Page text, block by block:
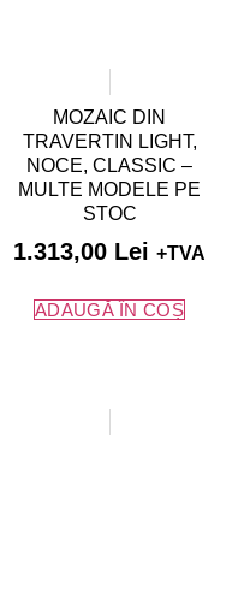
MOZAIC DIN
TRAVERTIN LIGHT,
NOCE, CLASSIC –
MULTE MODELE PE
STOC
1.313,00 Lei +TVA
ADAUGĂ ÎN COȘ